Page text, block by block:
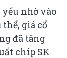
nhờ vào
giá cổ
đã tăng
chip SK